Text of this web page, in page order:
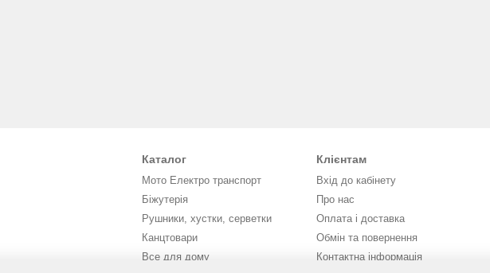
Каталог
Мото Електро транспорт
Біжутерія
Рушники, хустки, серветки
Канцтовари
Все для дому
Клієнтам
Вхід до кабінету
Про нас
Оплата і доставка
Обмін та повернення
Контактна інформація